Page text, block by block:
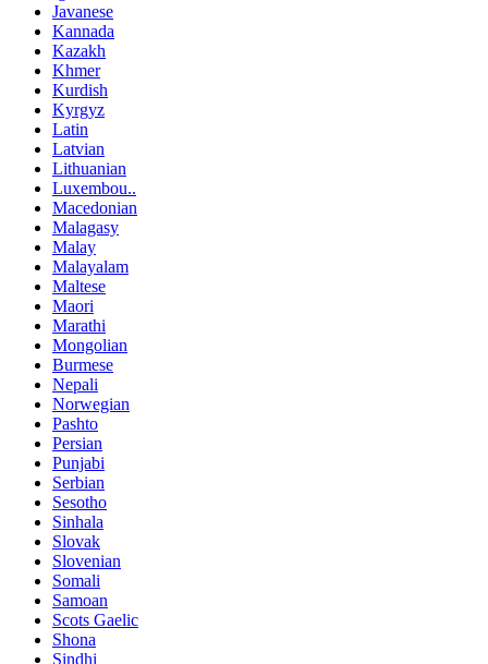
Javanese
Kannada
Kazakh
Khmer
Kurdish
Kyrgyz
Latin
Latvian
Lithuanian
Luxembou..
Macedonian
Malagasy
Malay
Malayalam
Maltese
Maori
Marathi
Mongolian
Burmese
Nepali
Norwegian
Pashto
Persian
Punjabi
Serbian
Sesotho
Sinhala
Slovak
Slovenian
Somali
Samoan
Scots Gaelic
Shona
Sindhi